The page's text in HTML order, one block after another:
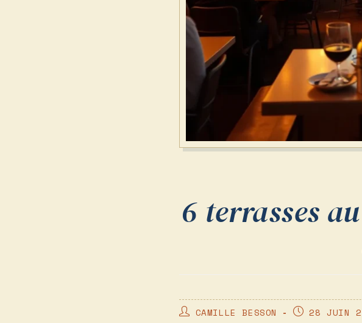
6 terrasses
AUTEUR/AUTRICE
CAMILLE BESSON
PUBLICATION
28 JUIN